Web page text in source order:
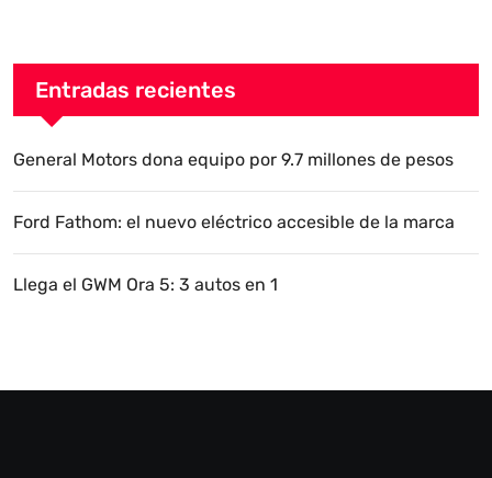
Entradas recientes
General Motors dona equipo por 9.7 millones de pesos
Ford Fathom: el nuevo eléctrico accesible de la marca
Llega el GWM Ora 5: 3 autos en 1